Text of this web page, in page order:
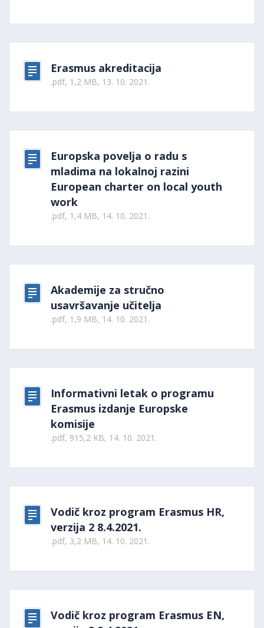
Erasmus akreditacija
.pdf, 1,2 MB, 13. 10. 2021.
Europska povelja o radu s
mladima na lokalnoj razini
European charter on local youth
work
.pdf, 1,4 MB, 14. 10. 2021.
Akademije za stručno
usavršavanje učitelja
.pdf, 1,9 MB, 14. 10. 2021.
Informativni letak o programu
Erasmus izdanje Europske
komisije
.pdf, 915,2 KB, 14. 10. 2021.
Vodič kroz program Erasmus HR,
verzija 2 8.4.2021.
.pdf, 3,2 MB, 14. 10. 2021.
Vodič kroz program Erasmus EN,